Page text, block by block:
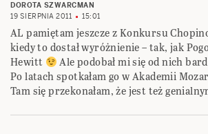
DOROTA SZWARCMAN
19 SIERPNIA 2011
15:01
AL pamiętam jeszcze z Konkursu
kiedy to dostał wyróżnienie – tak, jak
Hewitt
Ale podobał mi się od nich
Po latach spotkałam go w Akademii
Tam się przekonałam, że jest też